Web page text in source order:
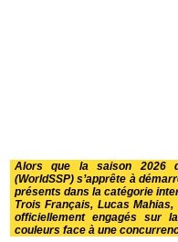
Alors que la saison 2026
(WorldSSP) s’apprête à
présents dans la catégorie
Trois Français, Lucas
officiellement engagés sur
couleurs face à une